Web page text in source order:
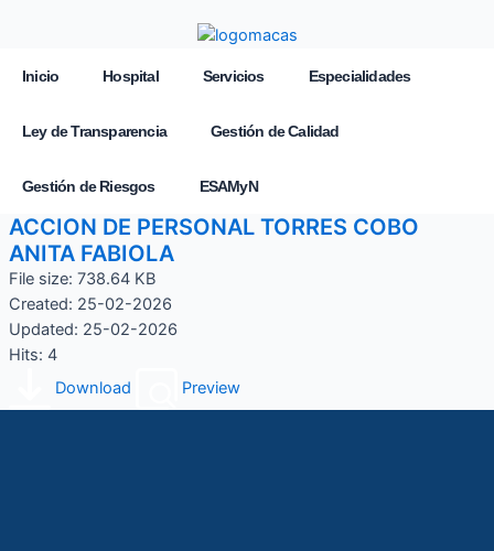
Inicio Hospital Servicios Especialidades
Ley de Transparencia Gestión de Calidad
Gestión de Riesgos ESAMyN
ACCION DE PERSONAL TORRES COBO
ANITA FABIOLA
File size: 738.64 KB
Created: 25-02-2026
Updated: 25-02-2026
Hits: 4
Download
Preview